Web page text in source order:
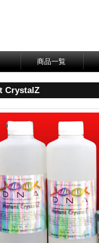
商品一覧
CrystalZ